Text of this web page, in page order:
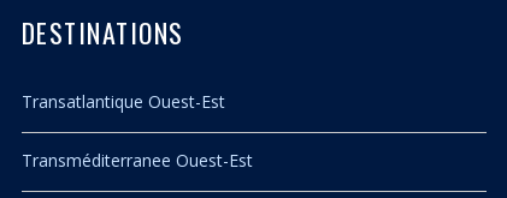
DESTINATIONS
Transatlantique Ouest-Est
Transméditerranee Ouest-Est